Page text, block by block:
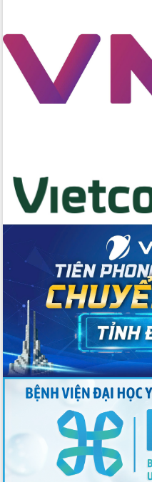
Đắk Lắk ký kết thỏa thuận hợp tác về
chuyển đổi số giai đoạn 2026 – 2030
với Tập đoàn Bưu chính Viễn thông
Việt Nam
Thứ trưởng Bộ Y tế làm việc với tỉnh
liệu và Bản đồ số
Tập huấn ứng dụng trí tuệ nhân tạo (AI)
trong thương mại điện tử năm 2026
Đoàn đại biểu Quốc hội tỉnh Đắk Lắk
trao đổi thông tin trước Kỳ họp thứ
nhất, Quốc hội khóa XVI
Quyết liệt cải cách hành chính, khơi
thông nguồn lực phát triển
Nâng cao hiệu lực, hiệu quả HĐND
tỉnh thông qua hiện đại hóa hành chính
Xã Ea Phê gắn cải cách hành chính với
chuyển đổi số
Phó Chủ tịch Thường trực UBND tỉnh
Hồ Thị Nguyên Thảo làm việc tại Trung
tâm Phục vụ hành chính công xã Ea
Xây dựng nền hành chính số đồng
hành cùng nông dân dân, doanh nghiệp
Giai đoạn 2026-2030, Đắk Lắk phấn